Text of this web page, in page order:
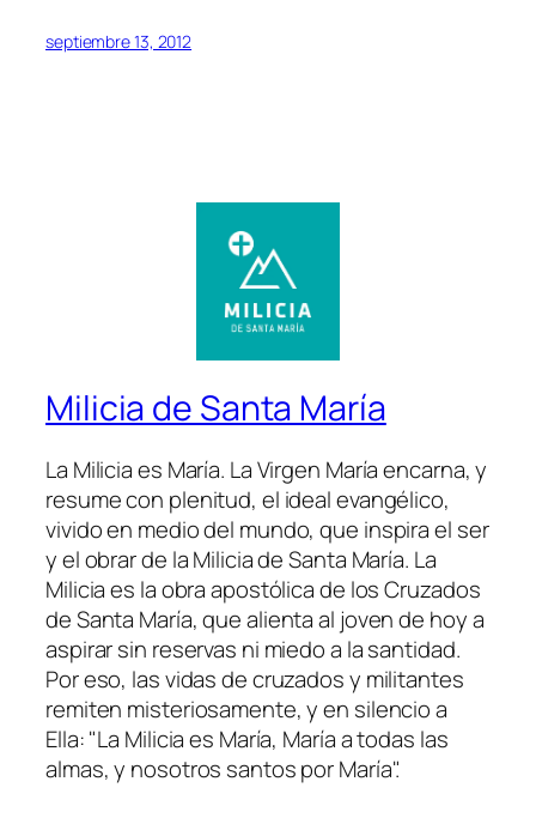
septiembre 13, 2012
Milicia de Santa María
La Milicia es María. La Virgen María encarna, y
resume con plenitud, el ideal evangélico,
vivido en medio del mundo, que inspira el ser
y el obrar de la Milicia de Santa María. La
Milicia es la obra apostólica de los Cruzados
de Santa María, que alienta al joven de hoy a
aspirar sin reservas ni miedo a la santidad.
Por eso, las vidas de cruzados y militantes
remiten misteriosamente, y en silencio a
Ella: "La Milicia es María, María a todas las
almas, y nosotros santos por María".